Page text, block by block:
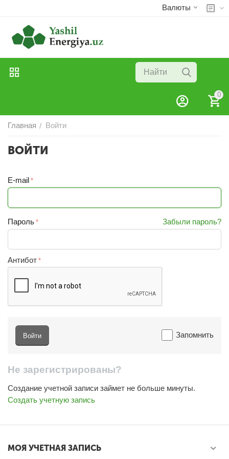
Валюты
0
Главная / Войти
ВОЙТИ
E-mail
Пароль Забыли пароль?
Антибот
Запомнить
Войти
Не зарегистрированы?
Создание учетной записи займет не больше минуты.
Создать учетную запись
МОЯ УЧЕТНАЯ ЗАПИСЬ